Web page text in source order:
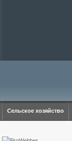
Сельское хозяйство